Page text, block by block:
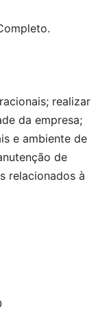
realizar
da empresa;
e ambiente de
de
relacionados à